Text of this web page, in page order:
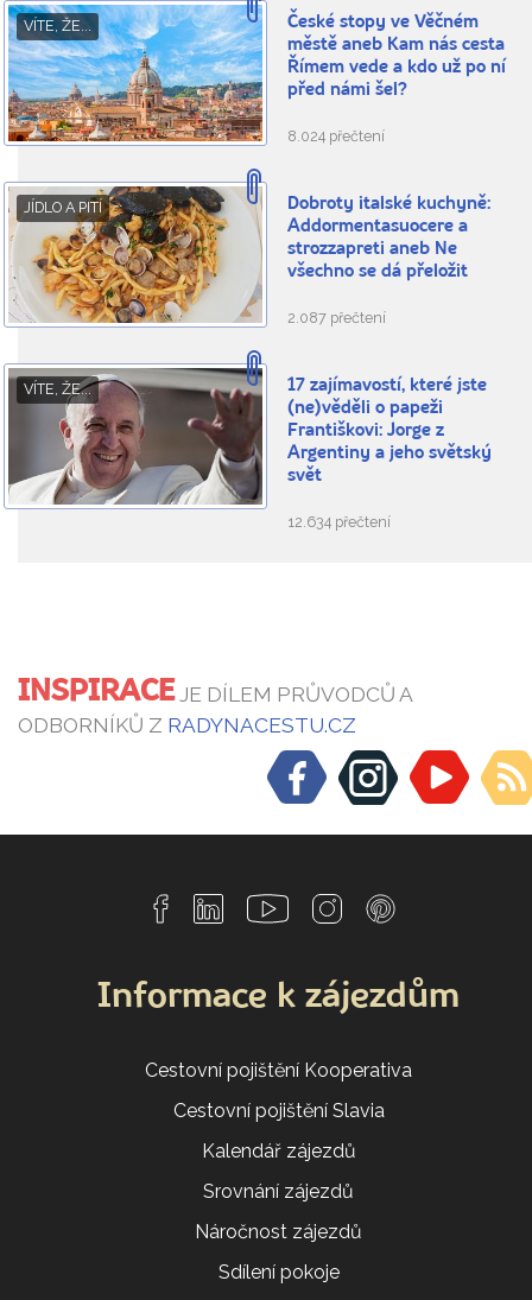
VÍTE, ŽE...
České stopy ve Věčném
městě aneb Kam nás cesta
Římem vede a kdo už po ní
před námi šel?
8.024 přečtení
JÍDLO A PITÍ
Dobroty italské kuchyně:
Addormentasuocere a
strozzapreti aneb Ne
všechno se dá přeložit
2.087 přečtení
VÍTE, ŽE...
17 zajímavostí, které jste
(ne)věděli o papeži
Františkovi: Jorge z
Argentiny a jeho světský
svět
12.634 přečtení
INSPIRACEJE DÍLEM PRŮVODCŮ A
ODBORNÍKŮ Z RADYNACESTU.CZ
Informace k zájezdům
Cestovní pojištění Kooperativa
Cestovní pojištění Slavia
Kalendář zájezdů
Srovnání zájezdů
Náročnost zájezdů
Sdílení pokoje